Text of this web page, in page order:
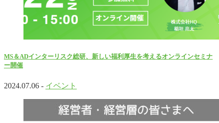
MS＆ADインターリスク総研、新しい福利厚生を考えるオンラインセミナ
ー開催
2024.07.06 - イベント